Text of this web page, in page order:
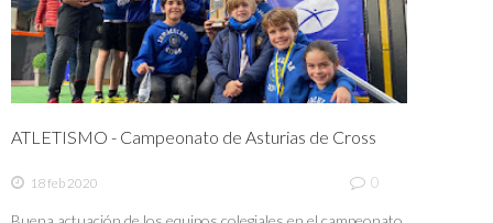
ATLETISMO - Campeonato de Asturias de Cross
18 feb 2020 0